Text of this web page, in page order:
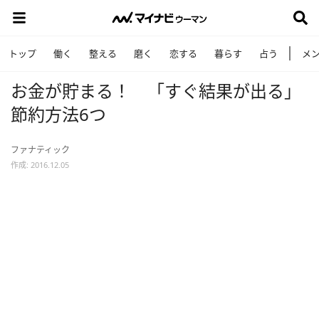
トップ 働く 整える 磨く 恋する 暮らす 占う メ
お金が貯まる！ 「すぐ結果が出る」
節約方法6つ
ファナティック
作成: 2016.12.05